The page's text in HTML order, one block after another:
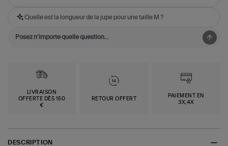
Quelle est la longueur de la jupe pour une taille M ?
LIVRAISON
OFFERTE DÈS 150
€
RETOUR OFFERT
PAIEMENT EN
3X,4X
DESCRIPTION